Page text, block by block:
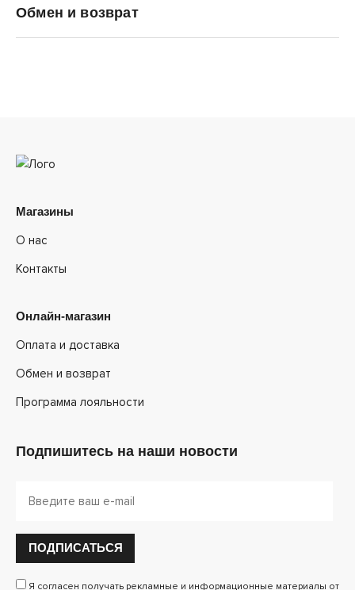
Обмен и возврат
Магазины
О нас
Контакты
Онлайн-магазин
Оплата и доставка
Обмен и возврат
Программа лояльности
Подпишитесь на наши новости
ПОДПИСАТЬСЯ
Я согласен получать рекламные и информационные материалы от